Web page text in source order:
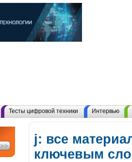
Тесты цифровой техники Интервью
j: все
ключевым